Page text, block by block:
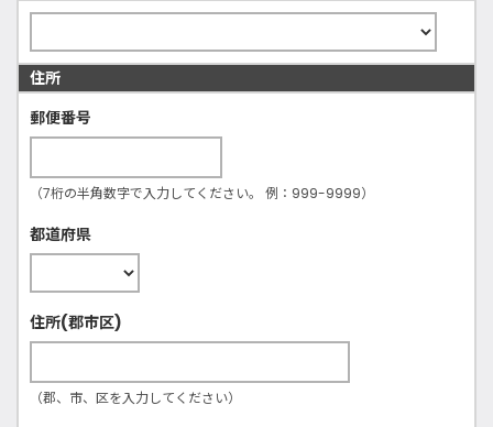
住所
郵便番号
（7桁の半角数字で入力してください。 例：999-9999）
都道府県
住所(郡市区)
（郡、市、区を入力してください）